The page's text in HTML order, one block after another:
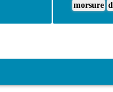
morsure